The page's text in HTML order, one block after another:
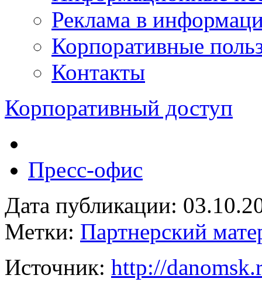
Реклама в
Корпоративные
Контакты
Корпоративный доступ
Пресс-офис
Дата публикации:
Метки: Партнерский
Источник: http://